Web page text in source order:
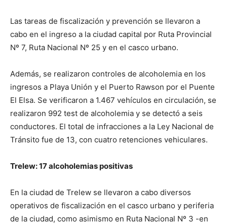
Las tareas de fiscalización y prevención se llevaron a
cabo en el ingreso a la ciudad capital por Ruta Provincial
Nº 7, Ruta Nacional Nº 25 y en el casco urbano.
Además, se realizaron controles de alcoholemia en los
ingresos a Playa Unión y el Puerto Rawson por el Puente
El Elsa. Se verificaron a 1.467 vehículos en circulación, se
realizaron 992 test de alcoholemia y se detectó a seis
conductores. El total de infracciones a la Ley Nacional de
Tránsito fue de 13, con cuatro retenciones vehiculares.
Trelew: 17 alcoholemias positivas
En la ciudad de Trelew se llevaron a cabo diversos
operativos de fiscalización en el casco urbano y periferia
de la ciudad, como asimismo en Ruta Nacional Nº 3 -en